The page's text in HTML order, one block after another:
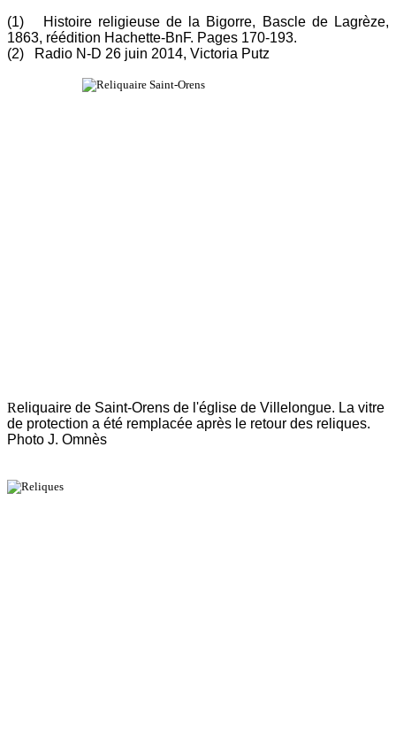
(1) Histoire religieuse de la Bigorre, Bascle de Lagrèze,
1863, réédition Hachette-BnF. Pages 170-193.
(2) Radio N-D 26 juin 2014, Victoria Putz
Reliquaire de Saint-Orens de l'église de Villelongue. La vitre
de protection a été remplacée après le retour des reliques.
Photo J. Omnès